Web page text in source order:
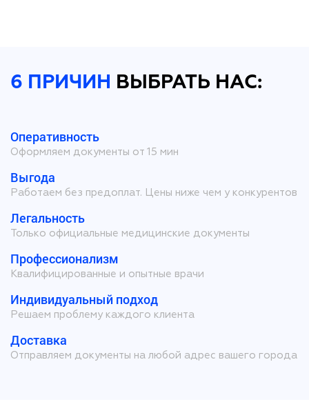
6 ПРИЧИН ВЫБРАТЬ НАС:
Оперативность
Оформляем документы от 15 мин
Выгода
Работаем без предоплат. Цены ниже чем у конкурентов
Легальность
Только официальные медицинские документы
Профессионализм
Квалифицированные и опытные врачи
Индивидуальный подход
Решаем проблему каждого клиента
Доставка
Отправляем документы на любой адрес вашего города